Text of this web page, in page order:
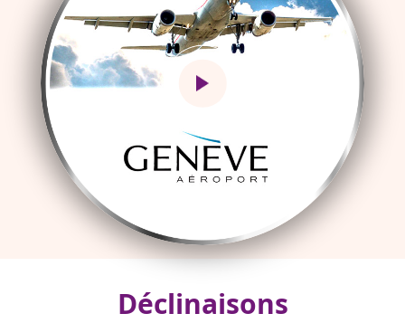
Déclinaisons